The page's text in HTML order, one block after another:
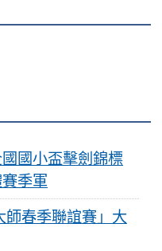
國小盃擊劍錦標
季軍
春季聯誼賽」大